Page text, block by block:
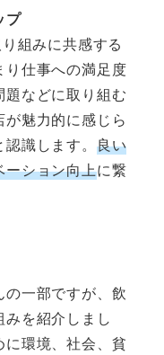
プ
組みに共感する
り仕事への満足度
題などに取り組む
魅力的に感じら
識します。 良い
ーション向上に繋
一部ですが、飲
を紹介しまし
環境、社会、貧